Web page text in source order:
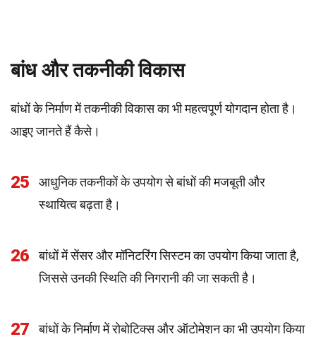
बांध और तकनीकी विकास
बांधों के निर्माण में तकनीकी विकास का भी महत्वपूर्ण योगदान होता है।
आइए जानते हैं कैसे।
25
आधुनिक तकनीकों के उपयोग से बांधों की मजबूती और
स्थायित्व बढ़ता है।
26
बांधों में सेंसर और मॉनिटरिंग सिस्टम का उपयोग किया जाता है,
जिससे उनकी स्थिति की निगरानी की जा सकती है।
27
बांधों के निर्माण में रोबोटिक्स और ऑटोमेशन का भी उपयोग किया